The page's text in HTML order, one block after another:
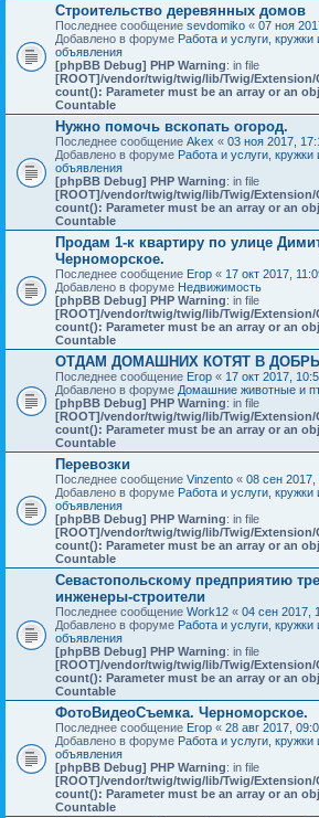
Строительство деревянных домов
Последнее сообщение sevdomiko « 07 ноя
Добавлено в форуме Работа и услуги,
объявления
[phpBB Debug] PHP Warning: in file
[ROOT]/vendor/twig/twig/lib/Twig/Extension/
count(): Parameter must be an array or an
Countable
Нужно помочь вскопать огород.
Последнее сообщение Akex « 03 ноя 2017,
Добавлено в форуме Работа и услуги,
объявления
[phpBB Debug] PHP Warning: in file
[ROOT]/vendor/twig/twig/lib/Twig/Extension/
count(): Parameter must be an array or an
Countable
Продам 1-к квартиру по улице
Черноморское.
Последнее сообщение Егор « 17 окт 2017,
Добавлено в форуме Недвижимость
[phpBB Debug] PHP Warning: in file
[ROOT]/vendor/twig/twig/lib/Twig/Extension/
count(): Parameter must be an array or an
Countable
ОТДАМ ДОМАШНИХ КОТЯТ В
Последнее сообщение Егор « 17 окт 2017,
Добавлено в форуме Домашние животные и
[phpBB Debug] PHP Warning: in file
[ROOT]/vendor/twig/twig/lib/Twig/Extension/
count(): Parameter must be an array or an
Countable
Перевозки
Последнее сообщение Vinzento « 08 сен 2017,
Добавлено в форуме Работа и услуги,
объявления
[phpBB Debug] PHP Warning: in file
[ROOT]/vendor/twig/twig/lib/Twig/Extension/
count(): Parameter must be an array or an
Countable
Севастопольскому предприятию
инженеры-строители
Последнее сообщение Work12 « 04 сен 2017,
Добавлено в форуме Работа и услуги,
объявления
[phpBB Debug] PHP Warning: in file
[ROOT]/vendor/twig/twig/lib/Twig/Extension/
count(): Parameter must be an array or an
Countable
ФотоВидеоСъемка. Черноморское.
Последнее сообщение Егор « 28 авг 2017,
Добавлено в форуме Работа и услуги,
объявления
[phpBB Debug] PHP Warning: in file
[ROOT]/vendor/twig/twig/lib/Twig/Extension/
count(): Parameter must be an array or an
Countable